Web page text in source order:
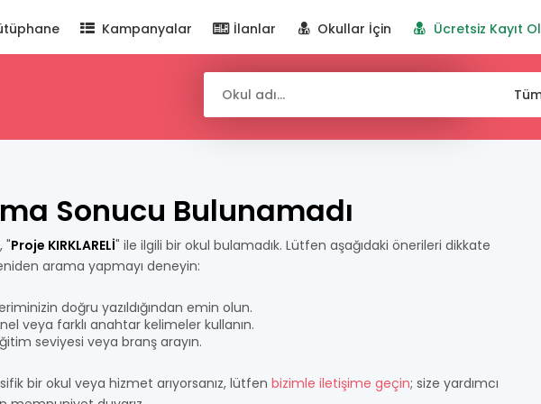
Kampanyalar İlanlar Okullar İçin Ücretsiz Kayıt Ol
Sonucu Bulunamadı
"Proje KIRKLARELİ" ile ilgili bir okul bulamadık. Lütfen aşağıdaki önerileri dikkate
arama yapmayı deneyin:
doğru yazıldığından emin olun.
veya farklı anahtar kelimeler kullanın.
seviyesi veya branş arayın.
bir okul veya hizmet arıyorsanız, lütfen bizimle iletişime geçin; size yardımcı